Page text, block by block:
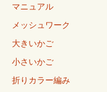
マニュアル
メッシュワーク
大きいかご
小さいかご
折りカラー編み